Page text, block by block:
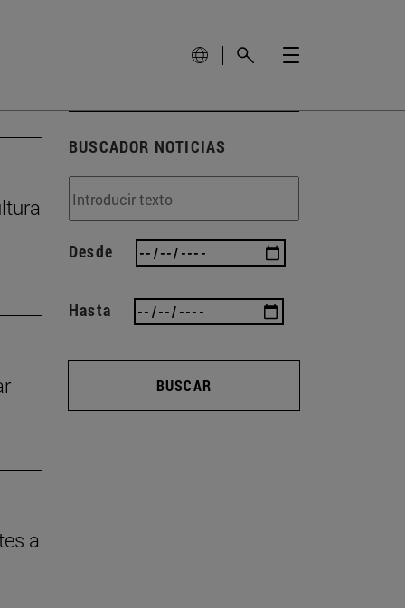
a
BUSCADOR NOTICIAS
Desde
Hasta
BUSCAR